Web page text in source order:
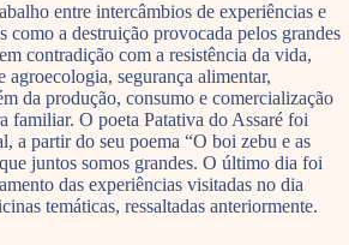
entre intercâmbios de experiências e
como a destruição provocada pelos grandes
contradição com a resistência da vida,
agroecologia, segurança alimentar,
da produção, consumo e comercialização
familiar. O poeta Patativa do Assaré foi
a partir do seu poema “O boi zebu e as
juntos somos grandes. O último dia foi
das experiências visitadas no dia
temáticas, ressaltadas anteriormente.